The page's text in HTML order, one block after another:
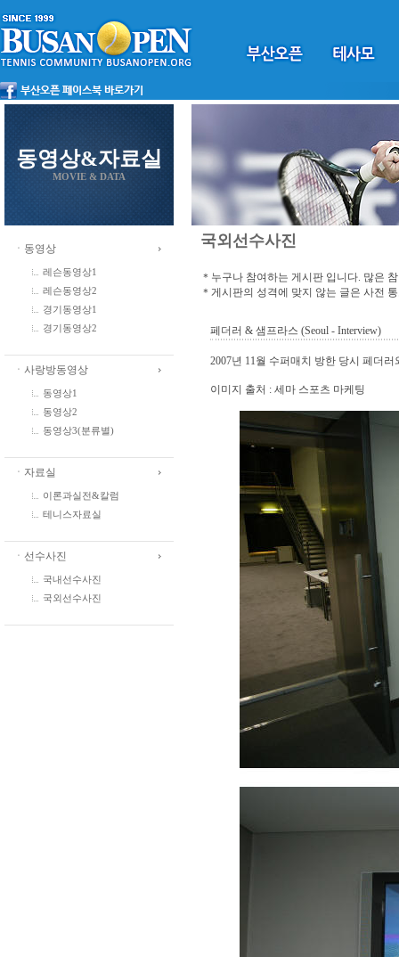
동영상&자료실
MOVIE & DATA
ㆍ동영상
레슨동영상1
레슨동영상2
경기동영상1
경기동영상2
ㆍ사랑방동영상
동영상1
동영상2
동영상3(분류별)
ㆍ자료실
이론과실전&칼럼
테니스자료실
ㆍ선수사진
국내선수사진
국외선수사진
국외선수사진
＊누구나 참여하는 게시판 입니다. 많은
＊게시판의 성격에 맞지 않는 글은 사전
페더러 & 샘프라스 (Seoul - Interview)
2007년 11월 수퍼매치 방한 당시 페더
이미지 출처 : 세마 스포츠 마케팅